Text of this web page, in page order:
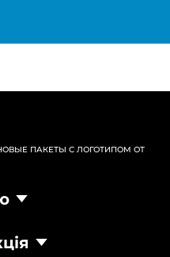
ПАКЕТЫ С ЛОГОТИПОМ ОТ